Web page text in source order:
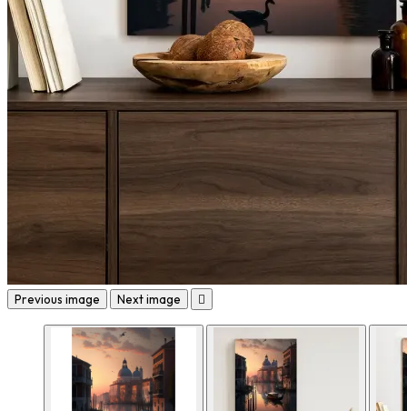
Previous image Next image 